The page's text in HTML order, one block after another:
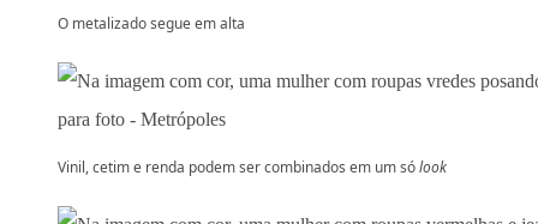
O metalizado segue em alta
Vinil, cetim e renda podem ser combinados em um sólook